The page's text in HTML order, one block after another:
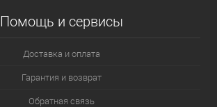
Помощь и сервисы
Доставка и оплата
Гарантия и возврат
Обратная связь